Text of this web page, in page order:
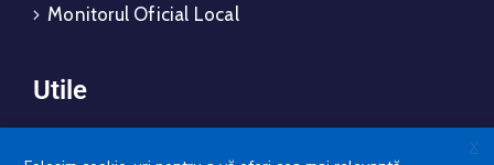
Monitorul Oficial Local
Utile
X